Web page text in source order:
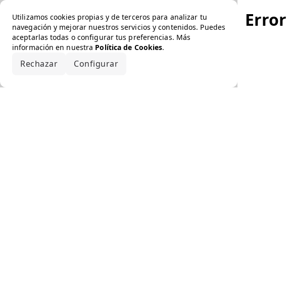
Utilizamos cookies propias y de terceros para analizar tu
navegación y mejorar nuestros servicios y contenidos. Puedes
aceptarlas todas o configurar tus preferencias. Más
información en nuestra Política de Cookies.
Rechazar Configurar